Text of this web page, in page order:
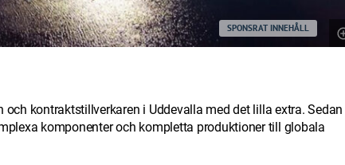
SPONSRAT INNEHÅLL
och kontraktstillverkaren i Uddevalla med det lilla extra. Sedan
komponenter och kompletta produktioner till globala